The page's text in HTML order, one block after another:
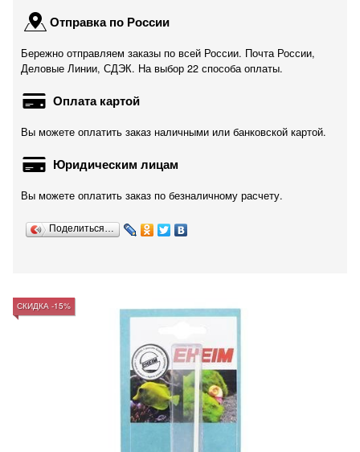
Отправка по России
Бережно отправляем заказы по всей России. Почта России,
Деловые Линии, СДЭК. На выбор 22 способа оплаты.
Оплата картой
Вы можете оплатить заказ наличными или банковской картой.
Юридическим лицам
Вы можете оплатить заказ по безналичному расчету.
Поделиться…
СКИДКА -15%